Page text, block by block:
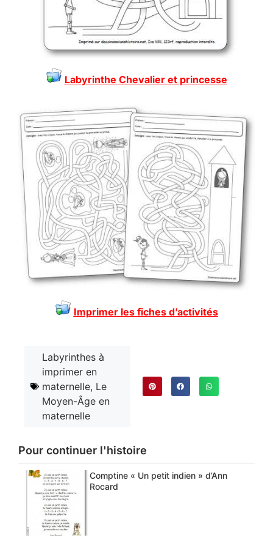
Labyrinthe Chevalier et princesse
Imprimer les fiches d’activités
Labyrinthes à
imprimer en
maternelle, Le
Moyen-Âge en
maternelle
Pour continuer l'histoire
Comptine « Un petit indien » d’Ann
Rocard